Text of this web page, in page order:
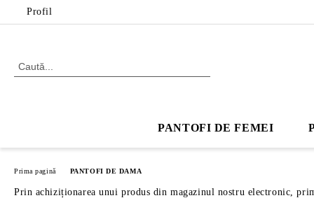
Profil
PANTOFI DE FEMEI
Prima pagină PANTOFI DE DAMA
Prin achiziționarea unui produs din magazinul nostru electronic,